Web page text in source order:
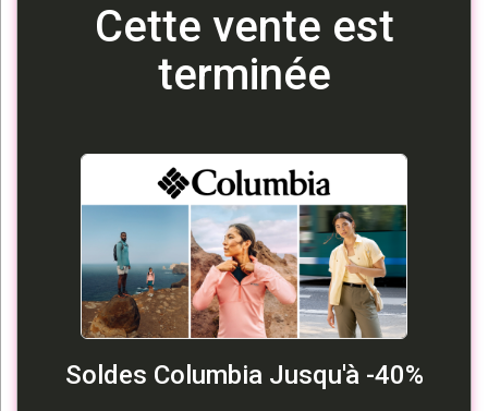
Cette vente est
terminée
Soldes Columbia Jusqu'à -40%